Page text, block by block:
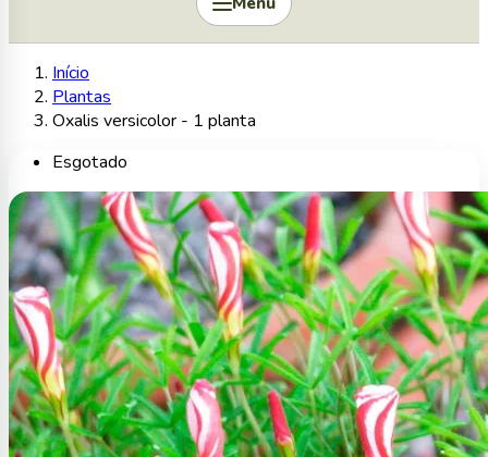
Início
Plantas
Oxalis versicolor - 1 planta
Esgotado